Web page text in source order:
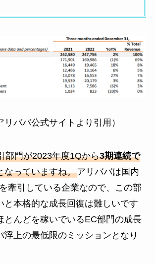
リババ公式サイトより引用）
部門が2023年度1Qから3期連続で
なっていますね。アリババは国内
牽引している企業なので、この部
と本格的な成長回復は難しいです
とんどを稼いでいるEC部門の成長
浮上の最低限のミッションとなり